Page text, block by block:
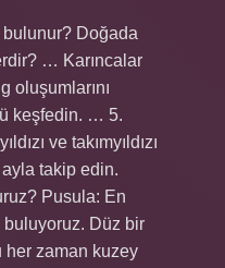
bulunur? Doğada
… Karıncalar
oluşumlarını
keşfedin. … 5.
ve takımyıldızı
takip edin.
Pusula: En
Düz bir
her zaman kuzey